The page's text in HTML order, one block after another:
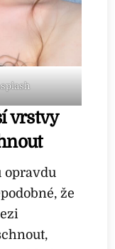
vrstvy
opravdu
že